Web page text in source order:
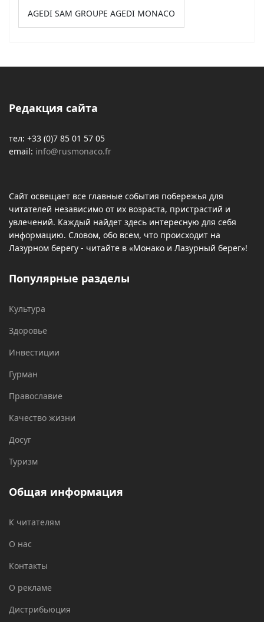
AGEDI SAM GROUPE AGEDI MONACO
Редакция сайта
тел: +33 (0)7 85 01 57 05
email: info@rusmonaco.fr
Сайт освещает все главные события побережья для
читателей независимо от их возраста, пристрастий и
увлечений. Каждый найдет здесь интересную для себя
информацию. Словом, обо всем, что происходит на
Лазурном берегу - читайте в «Монако и Лазурный берег»!
Популярные разделы
Культура
Здоровье
Инвестиции
Гурман
Православие
Качество жизни
Досуг
Туризм
Общая информация
К читателям
О нас
Контакты
О рекламе
Дистрибьюция